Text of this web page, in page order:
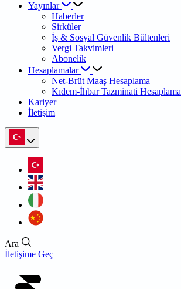
Yayınlar
Haberler
Sirküler
İş & Sosyal Güvenlik Bültenleri
Vergi Takvimleri
Abonelik
Hesaplamalar
Net-Brüt Maaş Hesaplama
Kıdem-İhbar Tazminati Hesaplama
Kariyer
İletişim
Ara
İletişime Geç